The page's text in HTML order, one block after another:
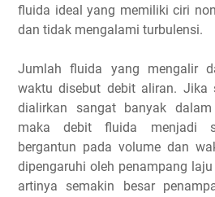
fluida ideal yang memiliki ciri
dan tidak mengalami turbulensi.
Jumlah fluida yang mengalir
waktu disebut debit aliran. Jika
dialirkan sangat banyak
maka debit fluida menjadi
bergantun pada volume dan
dipengaruhi oleh penampang
artinya semakin besar